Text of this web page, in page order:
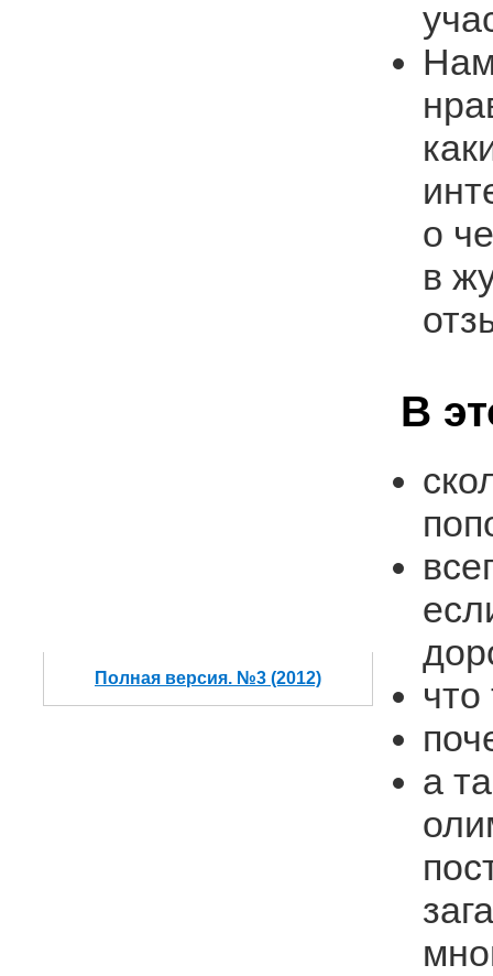
о
в
Полная версия. №3 (2012)
В
что
а